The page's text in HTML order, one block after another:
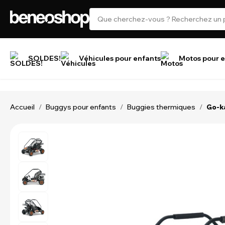
SOLDES! Véhicules pour enfants Motos pour
Accueil / Buggys pour enfants / Buggies thermiques / Go-